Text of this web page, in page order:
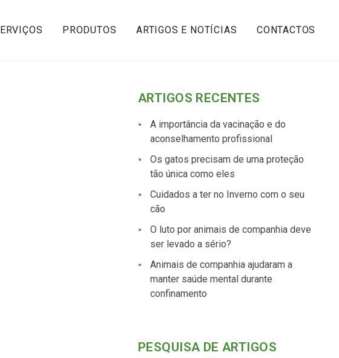
PRODUTOS ARTIGOS E NOTÍCIAS CONTACTOS
ARTIGOS RECENTES
A importância da vacinação e do
aconselhamento profissional
Os gatos precisam de uma proteção
tão única como eles
Cuidados a ter no Inverno com o seu
cão
O luto por animais de companhia deve
ser levado a sério?
Animais de companhia ajudaram a
manter saúde mental durante
confinamento
PESQUISA DE ARTIGOS